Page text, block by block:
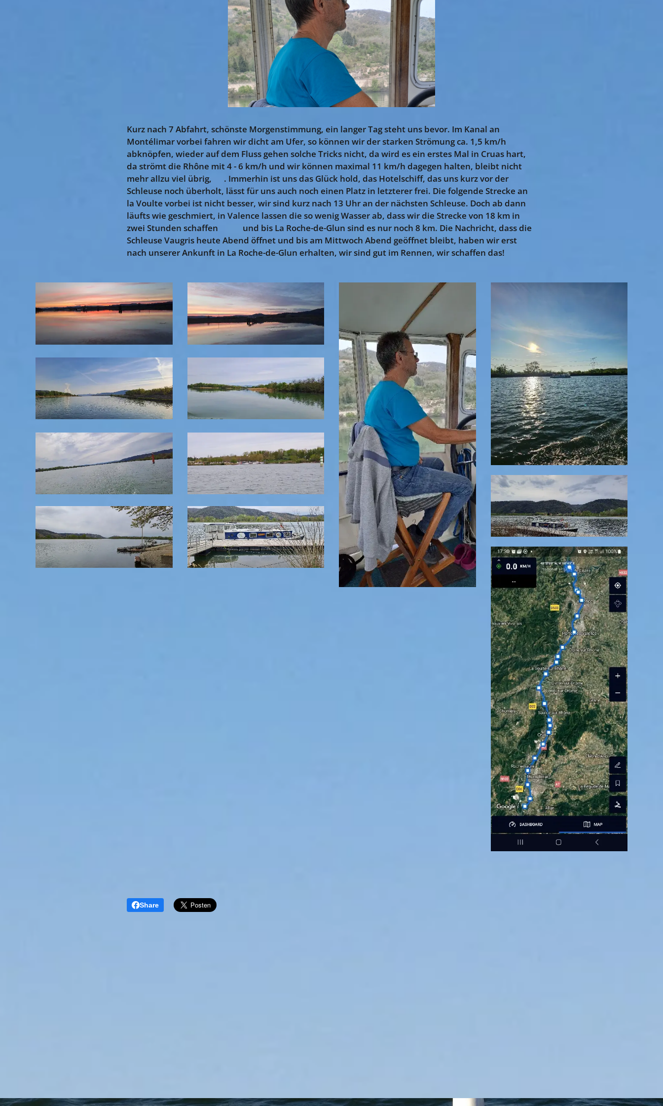
Kurz nach 7 Abfahrt, schönste Morgenstimmung, ein langer Tag steht uns bevor. Im Kanal an
Montélimar vorbei fahren wir dicht am Ufer, so können wir der starken Strömung ca. 1,5 km/h
abknöpfen, wieder auf dem Fluss gehen solche Tricks nicht, da wird es ein erstes Mal in Cruas hart,
da strömt die Rhône mit 4 - 6 km/h und wir können maximal 11 km/h dagegen halten, bleibt nicht
mehr allzu viel übrig, 😢. Immerhin ist uns das Glück hold, das Hotelschiff, das uns kurz vor der
Schleuse noch überholt, lässt für uns auch noch einen Platz in letzterer frei. Die folgende Strecke an
la Voulte vorbei ist nicht besser, wir sind kurz nach 13 Uhr an der nächsten Schleuse. Doch ab dann
läufts wie geschmiert, in Valence lassen die so wenig Wasser ab, dass wir die Strecke von 18 km in
zwei Stunden schaffen 😎😍 und bis La Roche-de-Glun sind es nur noch 8 km. Die Nachricht, dass die
Schleuse Vaugris heute Abend öffnet und bis am Mittwoch Abend geöffnet bleibt, haben wir erst
nach unserer Ankunft in La Roche-de-Glun erhalten, wir sind gut im Rennen, wir schaffen das!
Share